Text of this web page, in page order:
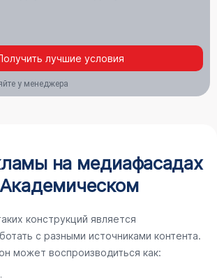
лучшие условия
у менеджера
на медиафасадах
конструкций является
с разными источниками контента.
может воспроизводиться как: